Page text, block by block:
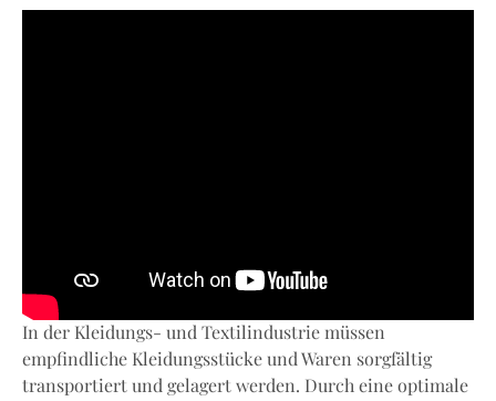
In der Kleidungs- und Textilindustrie müssen
empfindliche Kleidungsstücke und Waren sorgfältig
transportiert und gelagert werden. Durch eine optimale